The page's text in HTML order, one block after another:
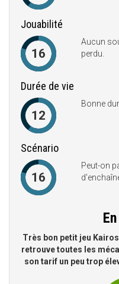
Jouabilité
16
Aucun
perdu.
Durée de vie
12
Bonne
Scénario
16
Peut-on
Très bon petit jeu
retrouve toutes les
son tarif un peu trop